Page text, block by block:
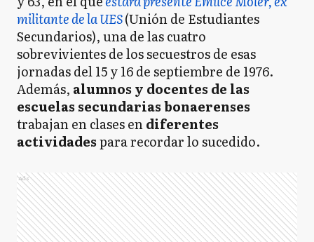
militante de la UES(Unión de Estudiantes
Secundarios), una de las cuatro
sobrevivientes de los secuestros de esas
jornadas del 15 y 16 de septiembre de 1976.
Además, alumnos y docentes de las
escuelas secundarias bonaerenses
trabajan en clases endiferentes
actividadespara recordar lo sucedido.
Ads